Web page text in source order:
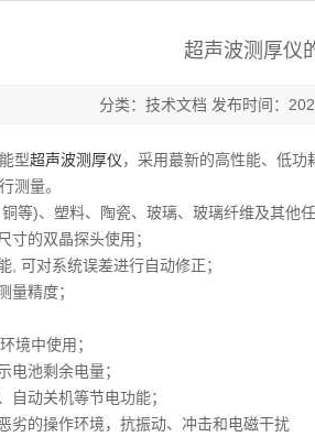
超声波测厚仪
分类：技术文档 发布时间：
型超声波测厚仪，采用蕞新的高性能、低
测量。
铜等)、塑料、陶瓷、玻璃、玻璃纤维及其
尺寸的双晶探头使用；
能, 可对系统误差进行自动修正；
测量精度；
环境中使用；
示电池剩余电量；
、自动关机等节电功能；
劣的操作环境，抗振动、冲击和电磁干扰